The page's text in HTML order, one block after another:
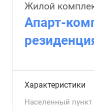
Жилой
Апарт-
Характеристики
Населенный пункт